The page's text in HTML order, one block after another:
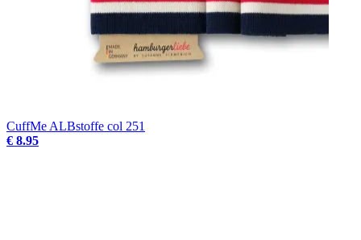
CuffMe ALBstoffe col 251
€ 8.95